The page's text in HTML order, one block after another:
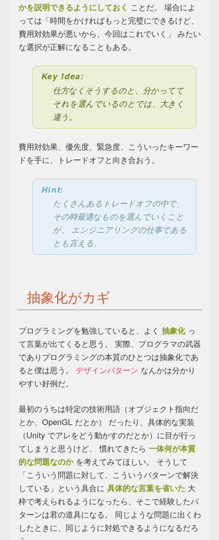
かを説明できるようにしておく ことだ。 場合によ
っては「時間をかければもっと完璧にできるけど、
費用対効果が悪いから、今回はこれでいく」 みたい
な選択が正解になることもある。
Key Idea:
仕方なくそうするのと、分かってて
それを選んでいるのとでは、大きく
違う。
費用対効果、優先度、緊急度、こういったキーワー
ドを手に、トレードオフと向き合おう。
Hint:
たくさんあるトレードオフの中で、
その時最適なものを選んでいくこと
が、 エンジニアリングの仕事である
とも言える。
抽象化がカギ
プログラミングを勉強していると、よく抽象化っ
て言葉が出てくると思う。 実際、プログラマの武器
でありプログラミングの本質のひとつは抽象化であ
ると僕は思う。 デザインパターン なんかは分かり
やすい好例だ。
最初のうちは特定の技術用語（オブジェクト指向だ
とか、OpenGL だとか） だったり、具体的な実装
（Unity でアレをどう動かすのだとか）に目が行っ
てしまうと思うけど、 慣れてきたら一体何が本質
的な問題なのかを考えてみてほしい。 そうして
「こういう問題に対して、こういうパターンで解決
している」という具合に具体的な言葉を省いた 大
枠で考えられるようになったら、そこで経験したパ
ターンは君の道具になる。 同じような問題に出くわ
したときに、同じように対処できるようになるだろ